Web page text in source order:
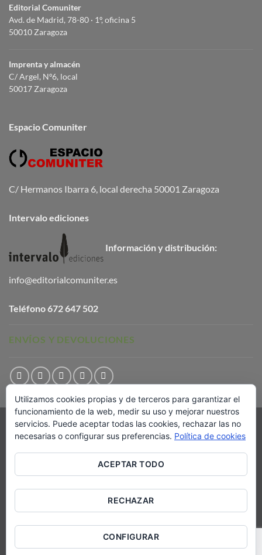
Editorial Comuniter
Avd. de Madrid, 78-80 · 1º, oficina 5
50010 Zaragoza
Imprenta y almacén
C/ Argel, Nº6, local
50017 Zaragoza
Espacio Comuniter
C/ Hermanos Ibarra 6, local derecha 50001 Zaragoza
Intervalo ediciones
Información y distribución:
info@editorialcomuniter.es
Teléfono672 647 502
ENVÍOS Y DEVOLUCIONES
Visa PayPal Stripe MasterCardCash
On
Delivery
Copyright 2026 ©Comuniter Editorial
Utilizamos cookies propias y de terceros para garantizar el
funcionamiento de la web, medir su uso y mejorar nuestros
servicios. Puede aceptar todas las cookies, rechazar las no
necesarias o configurar sus preferencias. Política de cookies
ACEPTAR TODO
RECHAZAR
CONFIGURAR